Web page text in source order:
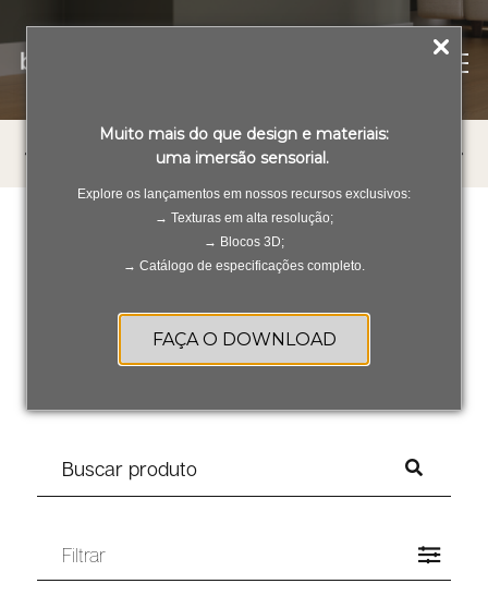
Muito mais do que design e materiais:
uma imersão sensorial.
Explore os lançamentos em nossos recursos exclusivos:
→ Texturas em alta resolução;
→ Blocos 3D;
→ Catálogo de especificações completo.
FAÇA O DOWNLOAD
TODOS OS PRODUTOS PORCELANATOS
Resultados de busca de
produtos
Produtos >Linha Fit
Filtrar